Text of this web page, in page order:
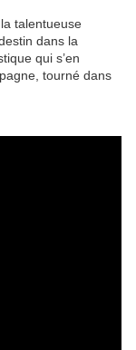
talentueuse
dans la
qui s’en
tourné dans